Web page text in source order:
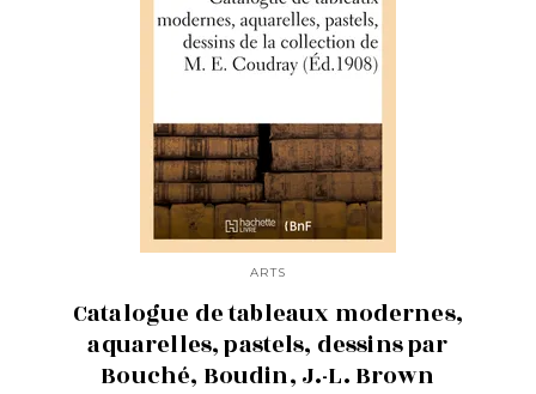
ARTS
Catalogue de tableaux modernes,
aquarelles, pastels, dessins par
Bouché, Boudin, J.-L. Brown